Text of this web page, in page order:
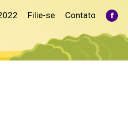
Filie-se Contato